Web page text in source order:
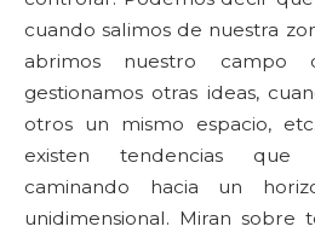
cuando salimos de nuestra
abrimos nuestro campo
gestionamos otras ideas,
otros un mismo espacio,
existen tendencias que
caminando hacia un
unidimensional. Miran